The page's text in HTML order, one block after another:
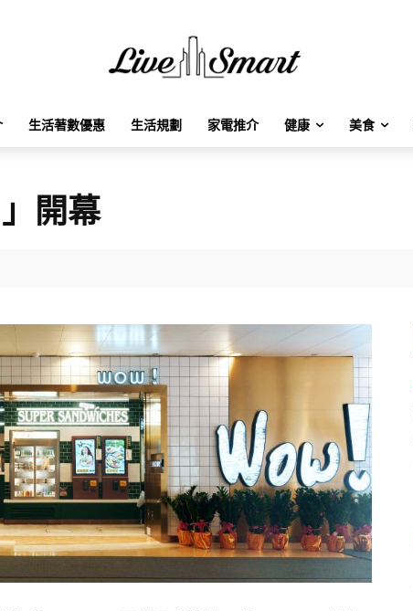
生活著數優惠 生活規劃 家電推介 健康 美食
開幕